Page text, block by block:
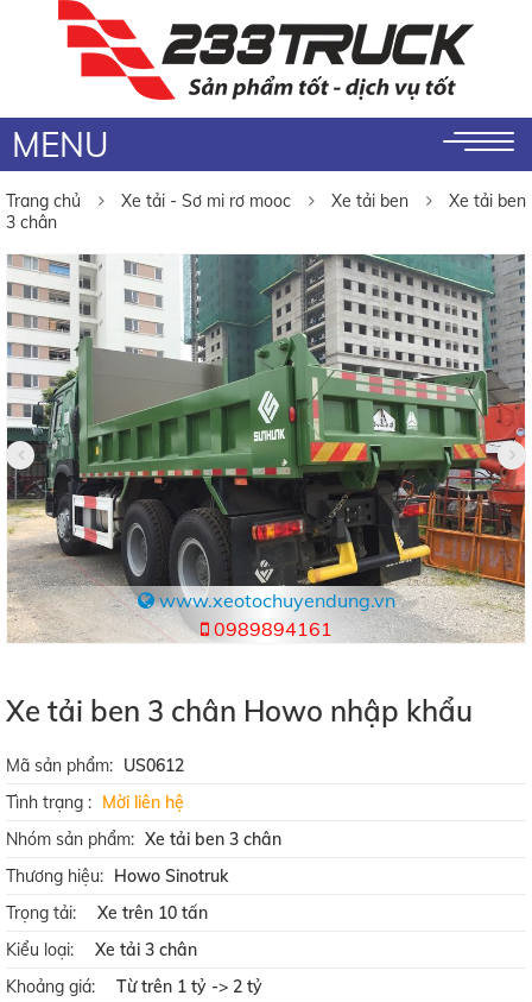
MENU
Trang chủ Xe tải - Sơ mi rơ mooc Xe tải ben
Xe tải ben
3 chân
www.xeotochuyendung.vn
0989894161
Xe tải ben 3 chân Howo nhập khẩu
Mã sản phẩm: US0612
Tình trạng : Mời liên hệ
Nhóm sản phẩm: Xe tải ben 3 chân
Thương hiệu: Howo Sinotruk
Trọng tải:
Xe trên 10 tấn
Kiểu loại:
Xe tải 3 chân
Khoảng giá:
Từ trên 1 tỷ -> 2 tỷ